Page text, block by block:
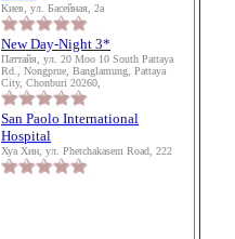
Киев, ул. Басейная, 2а
New Day-Night 3*
Паттайя, ул. 20 Moo 10 South Pattaya
Rd., Nongprue, Banglamung, Pattaya
City, Chonburi 20260,
San Paolo International
Hospital
Хуа Хин, ул. Phetchakasem Road, 222